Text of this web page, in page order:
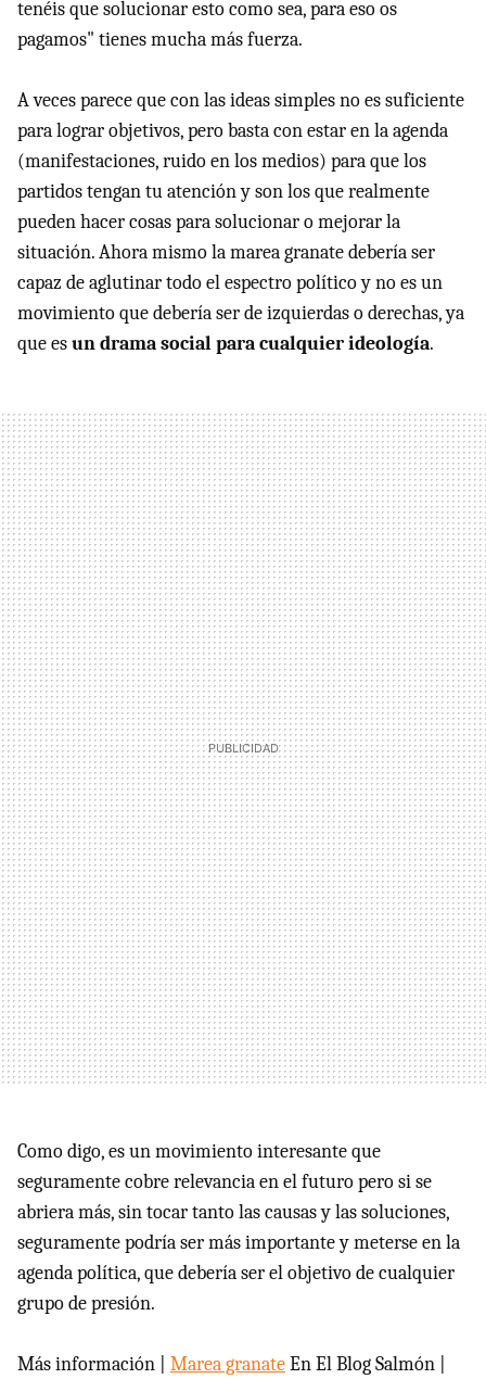
tenéis que solucionar esto como sea, para eso os
pagamos" tienes mucha más fuerza.
A veces parece que con las ideas simples no es suficiente
para lograr objetivos, pero basta con estar en la agenda
(manifestaciones, ruido en los medios) para que los
partidos tengan tu atención y son los que realmente
pueden hacer cosas para solucionar o mejorar la
situación. Ahora mismo la marea granate debería ser
capaz de aglutinar todo el espectro político y no es un
movimiento que debería ser de izquierdas o derechas, ya
que esun drama social para cualquier ideología.
Como digo, es un movimiento interesante que
seguramente cobre relevancia en el futuro pero si se
abriera más, sin tocar tanto las causas y las soluciones,
seguramente podría ser más importante y meterse en la
agenda política, que debería ser el objetivo de cualquier
grupo de presión.
Más información | Marea granateEn El Blog Salmón |